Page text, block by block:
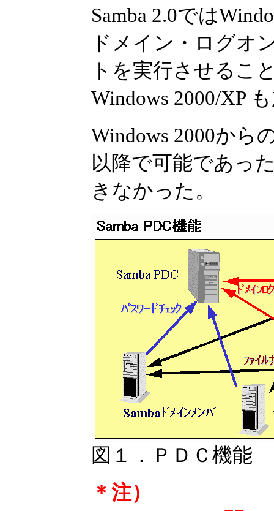
Samba 2.0では
ドメイン・ログオ
トを実行させるこ
Windows 2000/XP
Windows 2000から
以降で可能であっ
きなかった。
図１．ＰＤＣ機能
＊注）